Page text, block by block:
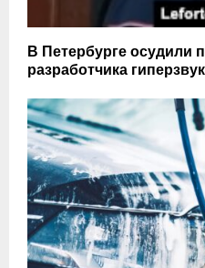
В Петербурге осудили
разработчика